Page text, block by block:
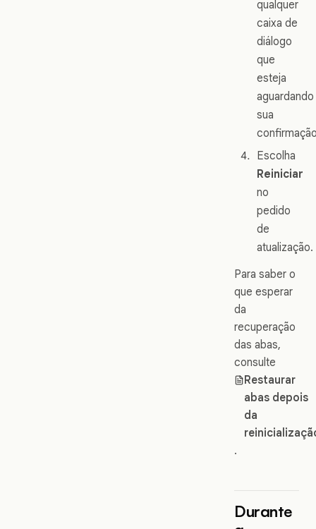
qualquer
caixa de
diálogo
que
esteja
aguardando
sua
Escolha
Reiniciar
no
pedido
de
atualização.
Para saber o
que esperar
da
recuperação
das abas,
consulte
Restaurar
abas depois
da
.
Durante